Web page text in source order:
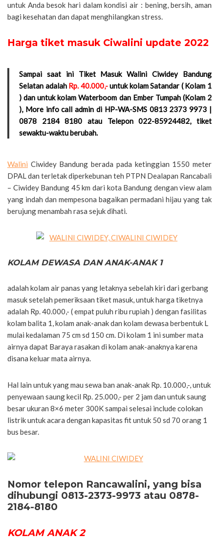
untuk Anda besok hari dalam kondisi air : bening, bersih, aman
bagi kesehatan dan dapat menghilangkan stress.
Harga tiket masuk Ciwalini update 2022
Sampai saat ini Tiket Masuk Walini Ciwidey Bandung
Selatan adalah Rp. 40.000,-untuk kolam Satandar ( Kolam 1
) dan untuk kolam Waterboom dan Ember Tumpah (Kolam 2
), More info call admin di HP-WA-SMS 0813 2373 9973 |
0878 2184 8180 atau Telepon 022-85924482, tiket
sewaktu-waktu berubah.
Walini Ciwidey Bandung berada pada ketinggian 1550 meter
DPAL dan terletak diperkebunan teh PTPN Dealapan Rancabali
– Ciwidey Bandung 45 km dari kota Bandung dengan view alam
yang indah dan mempesona bagaikan permadani hijau yang tak
berujung menambah rasa sejuk dihati.
KOLAM DEWASA DAN ANAK-ANAK 1
adalah kolam air panas yang letaknya sebelah kiri dari gerbang
masuk setelah pemeriksaan tiket masuk, untuk harga tiketnya
adalah Rp. 40.000,- ( empat puluh ribu rupiah ) dengan fasilitas
kolam balita 1, kolam anak-anak dan kolam dewasa berbentuk L
mulai kedalaman 75 cm sd 150 cm. Di kolam 1 ini sumber mata
airnya dapat Baraya rasakan di kolam anak-anaknya karena
disana keluar mata airnya.
Hal lain untuk yang mau sewa ban anak-anak Rp. 10.000,-, untuk
penyewaan saung kecil Rp. 25.000,- per 2 jam dan untuk saung
besar ukuran 8×6 meter 300K sampai selesai include colokan
listrik untuk acara dengan kapasitas fit untuk 50 sd 70 orang 1
bus besar.
Nomor telepon Rancawalini, yang bisa
dihubungi 0813-2373-9973 atau 0878-
2184-8180
KOLAM ANAK 2